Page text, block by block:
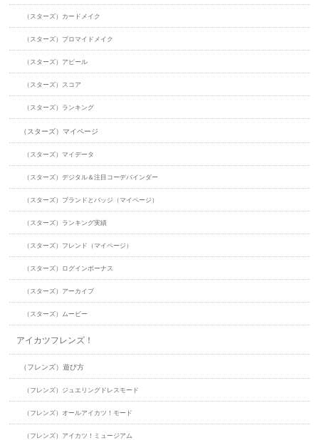
（スターズ）カードメイク
（スターズ）ブロマイドメイク
（スターズ）アピール
（スターズ）スコア
（スターズ）ランキング
（スターズ）マイページ
（スターズ）マイデータ
（スターズ）デジタル＆注目コーデバインダー
（スターズ）ブランドとバッジ（マイページ）
（スターズ）ランキング実績
（スターズ）フレンド（マイページ）
（スターズ）ログインボーナス
（スターズ）アーカイブ
（スターズ）ムービー
アイカツフレンズ！
（フレンズ）遊び方
（フレンズ）ジュエリングドレスモード
（フレンズ）オールアイカツ！モード
（フレンズ）アイカツ！ミュージアム